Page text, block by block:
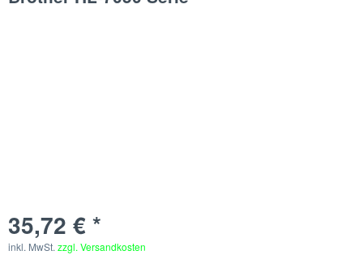
35,72 € *
inkl. MwSt. zzgl. Versandkosten